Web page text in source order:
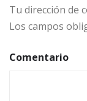
Tu dirección de
Los campos
Comentario